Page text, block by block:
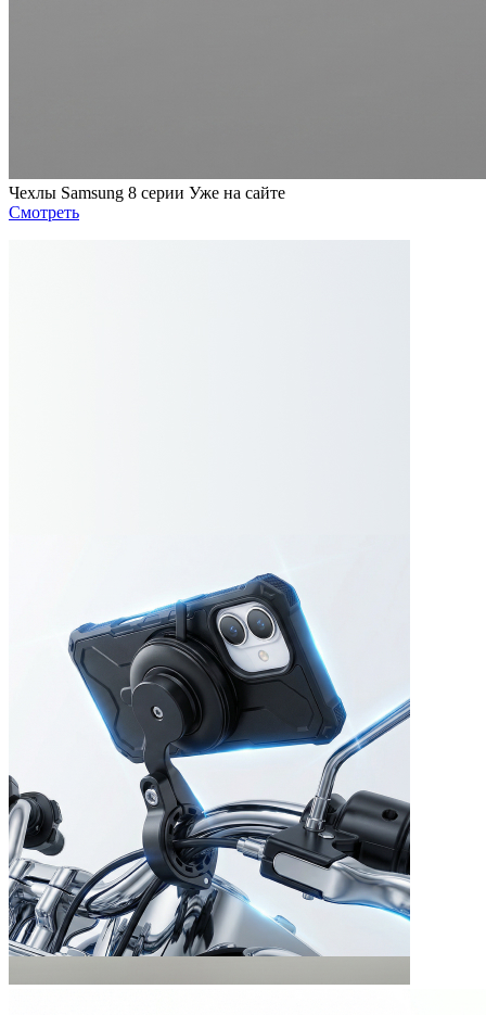
Чехлы Samsung 8 серии Уже на сайте
Смотреть